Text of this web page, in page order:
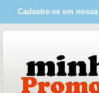
Cadastre-se em